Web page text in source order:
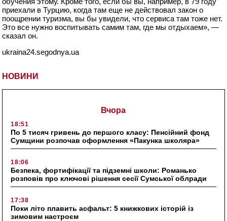
НОВИНИ
Вчора
18:51
По 5 тисяч гривень до першого класу: Пенсійний фонд
Сумщини розпочав оформлення «Пакунка школяра»
18:06
Безпека, фортифікації та підземні школи: Романько
розповів про ключові рішення сесії Сумської облради
17:38
Поки літо плавить асфальт: 5 книжкових історій із
зимовим настроєм
приехали в Турцию, когда там еще не действовал закон о
поощрении туризма, вы бы увидели, что сервиса там тоже нет.
Это все нужно воспитывать самим там, где мы отдыхаем», —
сказал он.
ukraina24.segodnya.ua